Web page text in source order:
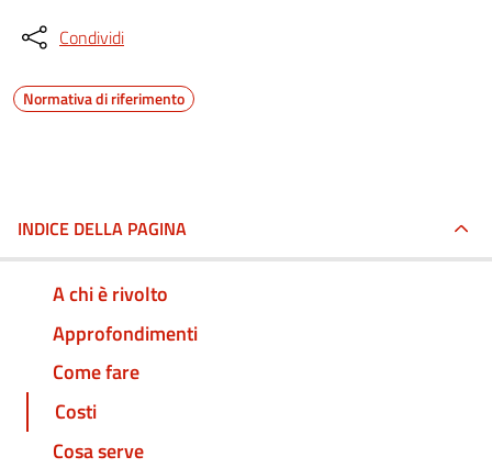
Condividi
Normativa di riferimento
INDICE DELLA PAGINA
A chi è rivolto
Approfondimenti
Come fare
Costi
Cosa serve